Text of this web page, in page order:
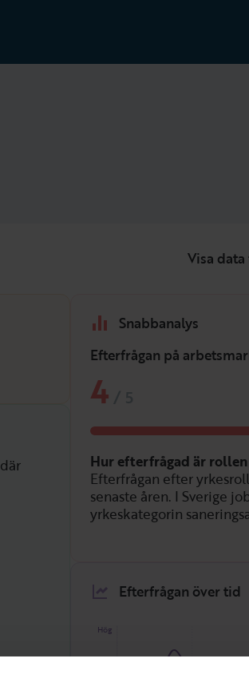
Visa
där
Snabbanalys
Efterfrågan på
4
Hur efterfrågad är
Efterfrågan efter
senaste åren. I Sverige
yrkeskategorin
Efterfrågan över tid
Hög